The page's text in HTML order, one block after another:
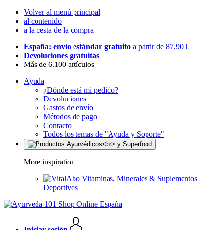
Volver al menú principal
al contenido
a la cesta de la compra
España: envío estándar gratuito a partir de 87,90 €
Devoluciones gratuitas
Más de 6.100 artículos
Ayuda
¿Dónde está mi pedido?
Devoluciones
Gastos de envío
Métodos de pago
Contacto
Todos los temas de "Ayuda y Soporte"
More inspiration
Vitaminas, Minerales & Suplementos
Deportivos